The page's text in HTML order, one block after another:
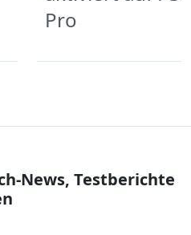
Pro
News, Testberichte